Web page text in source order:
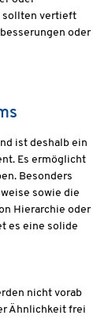
sollten vertieft
oder
ist deshalb ein
Es ermöglicht
Besonders
sowie die
Hierarchie oder
es eine solide
nicht vorab
Ähnlichkeit frei